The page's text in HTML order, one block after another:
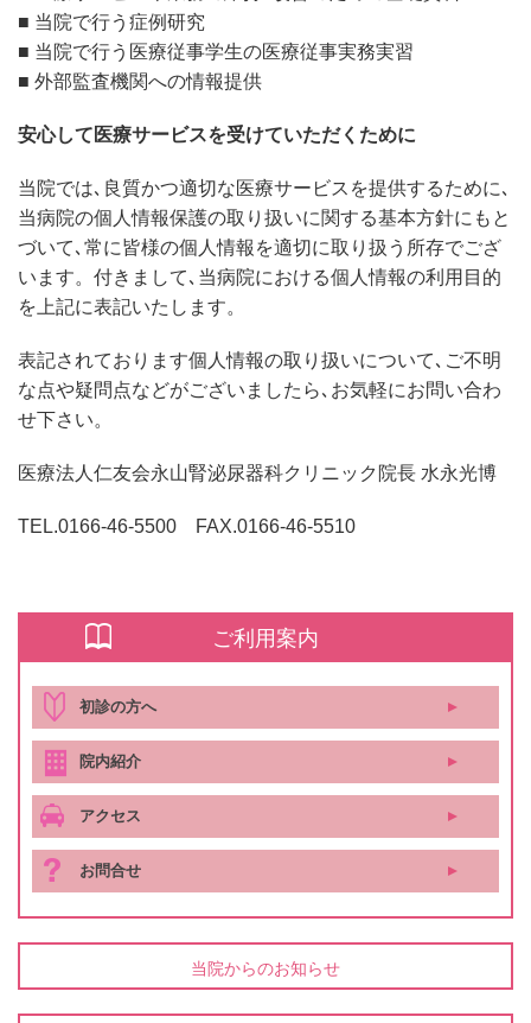
■ 当院で行う症例研究
■ 当院で行う医療従事学生の医療従事実務実習
■ 外部監査機関への情報提供
安心して医療サービスを受けていただくために
当院では､良質かつ適切な医療サービスを提供するために､
当病院の個人情報保護の取り扱いに関する基本方針にもと
づいて､常に皆様の個人情報を適切に取り扱う所存でござ
います。付きまして､当病院における個人情報の利用目的
を上記に表記いたします。
表記されております個人情報の取り扱いについて､ご不明
な点や疑問点などがございましたら､お気軽にお問い合わ
せ下さい。
医療法人仁友会永山腎泌尿器科クリニック院長 水永光博
TEL.0166-46-5500 FAX.0166-46-5510
ご利用案内
初診の方へ
院内紹介
アクセス
お問合せ
当院からのお知らせ